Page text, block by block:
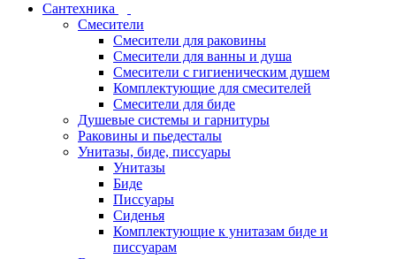
Сантехника
Смесители
Смесители для раковины
Смесители для ванны и душа
Смесители с гигиеническим душем
Комплектующие для смесителей
Смесители для биде
Душевые системы и гарнитуры
Раковины и пьедесталы
Унитазы, биде, писсуары
Унитазы
Биде
Писсуары
Сиденья
Комплектующие к унитазам биде и
писсуарам